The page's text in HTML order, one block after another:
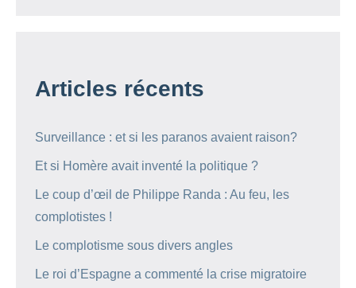
Articles récents
Surveillance : et si les paranos avaient raison?
Et si Homère avait inventé la politique ?
Le coup d’œil de Philippe Randa : Au feu, les
complotistes !
Le complotisme sous divers angles
Le roi d’Espagne a commenté la crise migratoire